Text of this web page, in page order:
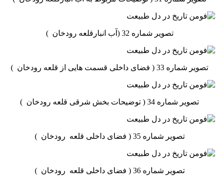
تصویر شماره 32 (آب انبارقلعه رودخان )
تصویر شماره 33 ( فضای داخلی قسمت هایی از قلعه رودخان )
تصویر شماره 34 ( توضیحات بخش شرقی قلعه رودخان )
تصویر شماره 35 ( فضای داخلی قلعه رودخان )
تصویر شماره 36 ( فضای داخلی قلعه رودخان )